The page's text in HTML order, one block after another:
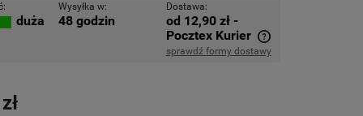
duża
Wysyłka w:
48 godzin
Dostawa:
od 12,90 zł -
Pocztex Kurier
sprawdź formy dostawy